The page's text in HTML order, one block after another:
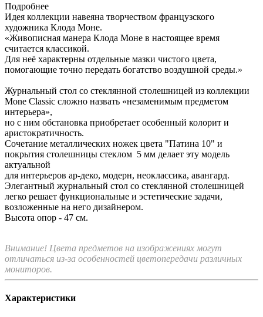
Подробнее
Идея коллекции навеяна творчеством французского
художника Клода Моне.
«Живописная манера Клода Моне в настоящее время
считается классикой.
Для неё характерны отдельные мазки чистого цвета,
помогающие точно передать богатство воздушной среды.»
Журнальный стол со стеклянной столешницей из коллекции
Mone Classic сложно назвать «незаменимым предметом
интерьера»,
но с ним обстановка приобретает особенный колорит и
аристократичность.
Сочетание металлических ножек цвета "Патина 10" и
покрытия столешницы стеклом 5 мм делает эту модель
актуальной
для интерьеров ар-деко, модерн, неоклассика, авангард.
Элегантный журнальный стол со стеклянной столешницей
легко решает функциональные и эстетические задачи,
возложенные на него дизайнером.
Высота опор - 47 см.
Внимание! Цвета предметов на изображениях могут
отличаться из-за особенностей цветопередачи различных
мониторов.
Характеристики